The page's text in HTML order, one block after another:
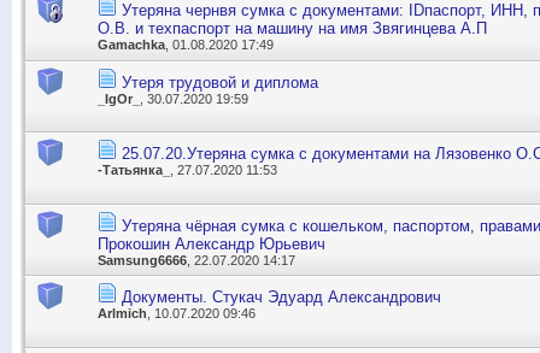
Утеряна чернвя сумка с документами: IDпаспорт, ИНН,
О.В. и техпаспорт на машину на имя Звягинцева А.П
Gamachka , 01.08.2020 17:49
Утеря трудовой и диплома
_IgOr_ , 30.07.2020 19:59
25.07.20.Утеряна сумка с документами на Лязовенко
-Татьянка_ , 27.07.2020 11:53
Утеряна чёрная сумка с кошельком, паспортом,
Прокошин Александр Юрьевич
Samsung6666 , 22.07.2020 14:17
Документы. Стукач Эдуард Александрович
Arlmich , 10.07.2020 09:46